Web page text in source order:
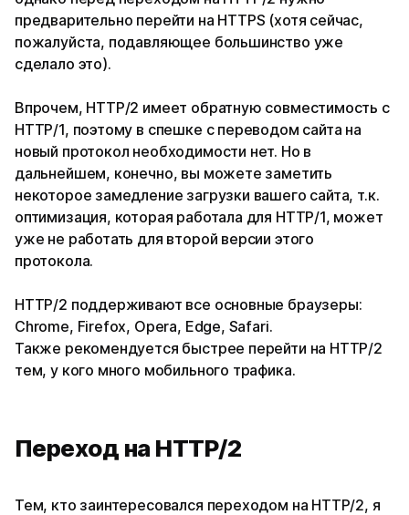
предварительно перейти на HTTPS (хотя сейчас,
пожалуйста, подавляющее большинство уже
сделало это).
Впрочем, HTTP/2 имеет обратную совместимость с
HTTP/1, поэтому в спешке с переводом сайта на
новый протокол необходимости нет. Но в
дальнейшем, конечно, вы можете заметить
некоторое замедление загрузки вашего сайта, т.к.
оптимизация, которая работала для HTTP/1, может
уже не работать для второй версии этого
протокола.
HTTP/2 поддерживают все основные браузеры:
Chrome, Firefox, Opera, Edge, Safari.
Также рекомендуется быстрее перейти на HTTP/2
тем, у кого много мобильного трафика.
Переход на HTTP/2
Тем, кто заинтересовался переходом на HTTP/2, я